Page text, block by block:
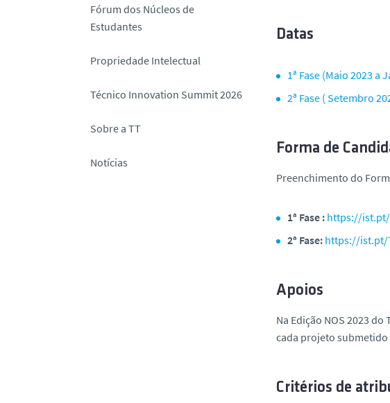
Fórum dos Núcleos de
Estudantes
Propriedade Intelectual
Técnico Innovation Summit 2026
Sobre a TT
Notícias
Datas
1ª Fase (Maio 2023 a
2ª Fase ( Setembro
Forma de
Preenchimento do
1ª Fase : https://ist.pt/
2ª Fase: https://ist.pt/
Apoios
Na Edição NOS 2023
cada projeto submetido
Critérios de